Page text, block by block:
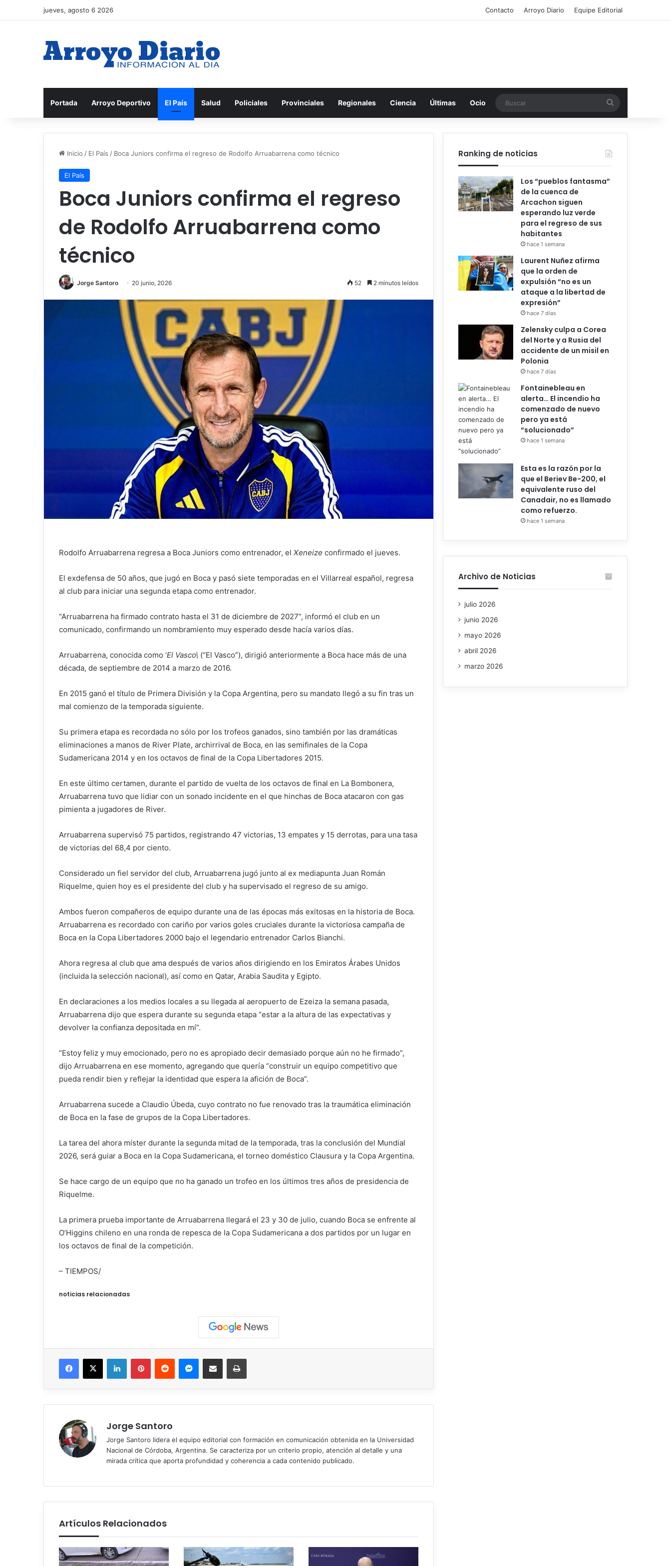
jueves, agosto 6 2026 Contacto Arroyo Diario Equipe Editorial
Portada Arroyo Deportivo El País Salud Policiales Provinciales Regionales Ciencia Últimas Ocio
Inicio / El País / Boca Juniors confirma el regreso de Rodolfo Arruabarrena como técnico
El País
Boca Juniors confirma el regreso
de Rodolfo Arruabarrena como
técnico
Jorge Santoro 20 junio, 2026 52 2 minutos leídos
Rodolfo Arruabarrena regresa a Boca Juniors como entrenador, el Xeneize confirmado el jueves.
El exdefensa de 50 años, que jugó en Boca y pasó siete temporadas en el Villarreal español, regresa
al club para iniciar una segunda etapa como entrenador.
“Arruabarrena ha firmado contrato hasta el 31 de diciembre de 2027”, informó el club en un
comunicado, confirmando un nombramiento muy esperado desde hacía varios días.
Arruabarrena, conocida como ‘El Vasco\ (“El Vasco”), dirigió anteriormente a Boca hace más de una
década, de septiembre de 2014 a marzo de 2016.
En 2015 ganó el título de Primera División y la Copa Argentina, pero su mandato llegó a su fin tras un
mal comienzo de la temporada siguiente.
Su primera etapa es recordada no sólo por los trofeos ganados, sino también por las dramáticas
eliminaciones a manos de River Plate, archirrival de Boca, en las semifinales de la Copa
Sudamericana 2014 y en los octavos de final de la Copa Libertadores 2015.
En este último certamen, durante el partido de vuelta de los octavos de final en La Bombonera,
Arruabarrena tuvo que lidiar con un sonado incidente en el que hinchas de Boca atacaron con gas
pimienta a jugadores de River.
Arruabarrena supervisó 75 partidos, registrando 47 victorias, 13 empates y 15 derrotas, para una tasa
de victorias del 68,4 por ciento.
Considerado un fiel servidor del club, Arruabarrena jugó junto al ex mediapunta Juan Román
Riquelme, quien hoy es el presidente del club y ha supervisado el regreso de su amigo.
Ambos fueron compañeros de equipo durante una de las épocas más exitosas en la historia de Boca.
Arruabarrena es recordado con cariño por varios goles cruciales durante la victoriosa campaña de
Boca en la Copa Libertadores 2000 bajo el legendario entrenador Carlos Bianchi.
Ahora regresa al club que ama después de varios años dirigiendo en los Emiratos Árabes Unidos
(incluida la selección nacional), así como en Qatar, Arabia Saudita y Egipto.
En declaraciones a los medios locales a su llegada al aeropuerto de Ezeiza la semana pasada,
Arruabarrena dijo que espera durante su segunda etapa “estar a la altura de las expectativas y
devolver la confianza depositada en mí”.
“Estoy feliz y muy emocionado, pero no es apropiado decir demasiado porque aún no he firmado”,
dijo Arruabarrena en ese momento, agregando que quería “construir un equipo competitivo que
pueda rendir bien y reflejar la identidad que espera la afición de Boca”.
Arruabarrena sucede a Claudio Úbeda, cuyo contrato no fue renovado tras la traumática eliminación
de Boca en la fase de grupos de la Copa Libertadores.
La tarea del ahora míster durante la segunda mitad de la temporada, tras la conclusión del Mundial
2026, será guiar a Boca en la Copa Sudamericana, el torneo doméstico Clausura y la Copa Argentina.
Se hace cargo de un equipo que no ha ganado un trofeo en los últimos tres años de presidencia de
Riquelme.
La primera prueba importante de Arruabarrena llegará el 23 y 30 de julio, cuando Boca se enfrente al
O’Higgins chileno en una ronda de repesca de la Copa Sudamericana a dos partidos por un lugar en
los octavos de final de la competición.
– TIEMPOS/
noticias relacionadas
Facebook
X LinkedInPinterestReddit MessengerCompartir vía correo electrónicoImprimir
Jorge Santoro
Jorge Santoro lidera el equipo editorial con formación en comunicación obtenida en la Universidad
Nacional de Córdoba, Argentina. Se caracteriza por un criterio propio, atención al detalle y una
mirada crítica que aporta profundidad y coherencia a cada contenido publicado.
Artículos Relacionados
Ranking de noticias
Los “pueblos fantasma”
de la cuenca de
Arcachon siguen
esperando luz verde
para el regreso de sus
habitantes
hace 1 semana
Laurent Nuñez afirma
que la orden de
expulsión “no es un
ataque a la libertad de
expresión”
hace 7 días
Zelensky culpa a Corea
del Norte y a Rusia del
accidente de un misil en
Polonia
hace 7 días
Fontainebleau en
alerta… El incendio ha
comenzado de nuevo
pero ya está
“solucionado”
hace 1 semana
Esta es la razón por la
que el Beriev Be-200, el
equivalente ruso del
Canadair, no es llamado
como refuerzo.
hace 1 semana
Archivo de Noticias
julio 2026
junio 2026
mayo 2026
abril 2026
marzo 2026